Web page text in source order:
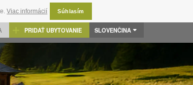
Viac informácií Súhlasím
PRIDAŤ UBYTOVANIE SLOVENČINA